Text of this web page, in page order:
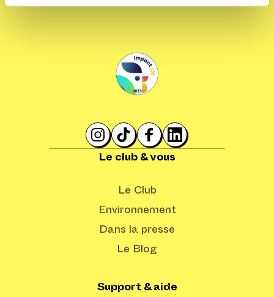
Le club & vous
Le Club
Environnement
Dans la presse
Le Blog
Support & aide